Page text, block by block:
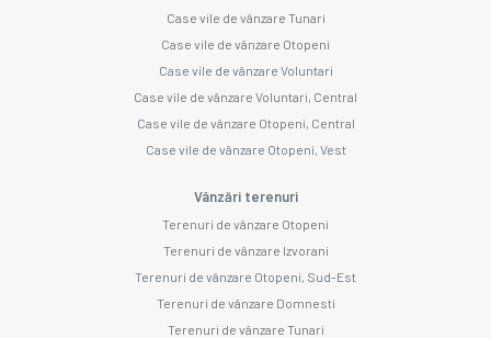
Case vile de vânzare Tunari
Case vile de vânzare Otopeni
Case vile de vânzare Voluntari
Case vile de vânzare Voluntari, Central
Case vile de vânzare Otopeni, Central
Case vile de vânzare Otopeni, Vest
Vânzări terenuri
Terenuri de vânzare Otopeni
Terenuri de vânzare Izvorani
Terenuri de vânzare Otopeni, Sud-Est
Terenuri de vânzare Domnesti
Terenuri de vânzare Tunari